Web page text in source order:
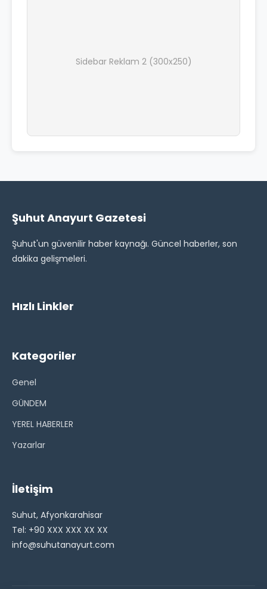
Sidebar Reklam 2 (300x250)
Şuhut Anayurt Gazetesi
Şuhut'un güvenilir haber kaynağı. Güncel haberler, son
dakika gelişmeleri.
Hızlı Linkler
Kategoriler
Genel
GÜNDEM
YEREL HABERLER
Yazarlar
İletişim
Suhut, Afyonkarahisar
Tel: +90 XXX XXX XX XX
info@suhutanayurt.com